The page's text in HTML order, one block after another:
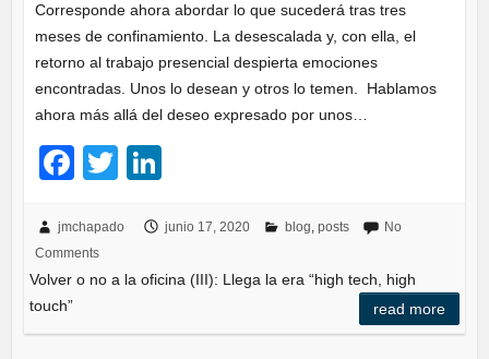
Corresponde ahora abordar lo que sucederá tras tres
meses de confinamiento. La desescalada y, con ella, el
retorno al trabajo presencial despierta emociones
encontradas. Unos lo desean y otros lo temen. Hablamos
ahora más allá del deseo expresado por unos…
F
c
e
o
T
tt
er
k
e
n
jmchapado junio 17, 2020 blog, posts
No
Comments
Volver o no a la oficina (III): Llega la era “high tech, high
touch”
read more